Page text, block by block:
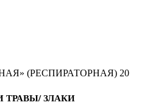
(РЕСПИРАТОРНАЯ) 20
ТРАВЫ/ ЗЛАКИ